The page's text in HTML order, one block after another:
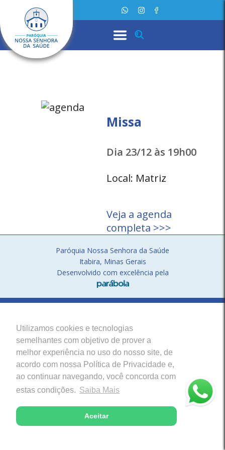
Utilizamos cookies e tecnologias
semelhantes com objetivo de prover a
melhor experiência no uso do nosso site, de
acordo com nossa Política de Privacidade e,
ao continuar navegando, você concorda com
estas condições. Saiba Mais
Aceitar
Missa
Dia 23/12 às 19h00
Local: Matriz
Veja a agenda
completa >>>
Paróquia Nossa Senhora da Saúde
Itabira, Minas Gerais
Desenvolvido com excelência pela